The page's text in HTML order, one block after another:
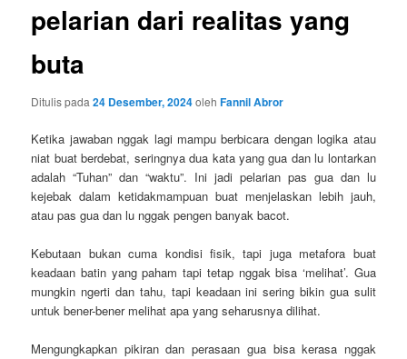
pelarian dari realitas yang
buta
Ditulis pada24 Desember, 2024olehFannil Abror
Ketika jawaban nggak lagi mampu berbicara dengan logika atau
niat buat berdebat, seringnya dua kata yang gua dan lu lontarkan
adalah “Tuhan” dan “waktu”. Ini jadi pelarian pas gua dan lu
kejebak dalam ketidakmampuan buat menjelaskan lebih jauh,
atau pas gua dan lu nggak pengen banyak bacot.
Kebutaan bukan cuma kondisi fisik, tapi juga metafora buat
keadaan batin yang paham tapi tetap nggak bisa ‘melihat’. Gua
mungkin ngerti dan tahu, tapi keadaan ini sering bikin gua sulit
untuk bener-bener melihat apa yang seharusnya dilihat.
Mengungkapkan pikiran dan perasaan gua bisa kerasa nggak